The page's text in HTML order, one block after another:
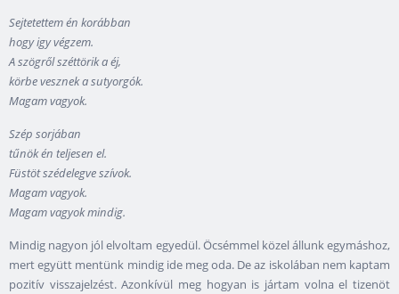
Sejtetettem én korábban
hogy igy végzem.
A szögről széttörik a éj,
körbe vesznek a sutyorgók.
Magam vagyok.
Szép sorjában
tűnök én teljesen el.
Füstöt szédelegve szívok.
Magam vagyok.
Magam vagyok mindig.
Mindig nagyon jól elvoltam egyedül. Öcsémmel közel állunk egymáshoz,
mert együtt mentünk mindig ide meg oda. De az iskolában nem kaptam
pozitív visszajelzést. Azonkívül meg hogyan is jártam volna el tizenöt